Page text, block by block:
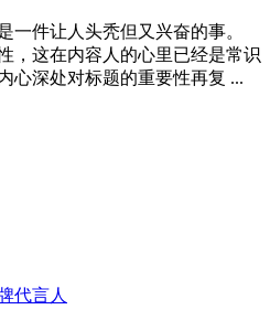
一件让人头秃但又兴奋的事。
，这在内容人的心里已经是常识
心深处对标题的重要性再复 ...
代言人